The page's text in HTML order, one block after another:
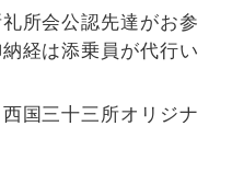
所会公認先達がお参
経は添乗員が代行い
国三十三所オリジナ
にせず、ガイドさんの説明
くことができます。